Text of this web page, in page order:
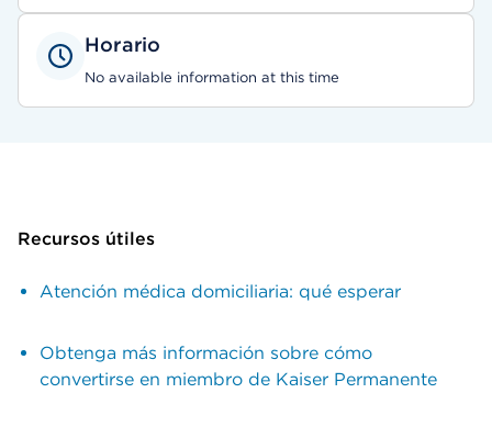
Horario
No available information at this time
Recursos útiles
Atención médica domiciliaria: qué esperar
Obtenga más información sobre cómo
convertirse en miembro de Kaiser Permanente